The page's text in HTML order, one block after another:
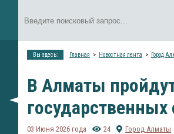
Вы здесь: Главная Новостная лента Город
В Алматы
03 Июня 2026 года 24 Город Алматы